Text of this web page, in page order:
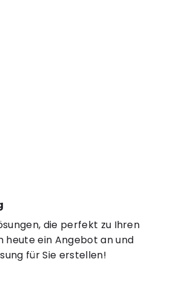
die perfekt zu Ihren
heute ein Angebot an und
für Sie erstellen!